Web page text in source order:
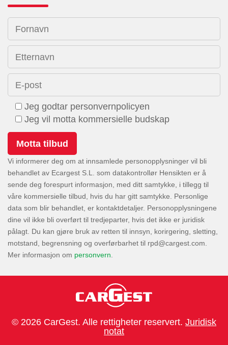
Fornavn
Etternavn
E-post
Jeg godtar personvernpolicyen
Jeg vil motta kommersielle budskap
Vi informerer deg om at innsamlede personopplysninger vil bli
behandlet av Ecargest S.L. som datakontrollør Hensikten er å
sende deg forespurt informasjon, med ditt samtykke, i tillegg til
våre kommersielle tilbud, hvis du har gitt samtykke. Personlige
data som blir behandlet, er kontaktdetaljer. Personopplysningene
dine vil ikke bli overført til tredjeparter, hvis det ikke er juridisk
pålagt. Du kan gjøre bruk av retten til innsyn, korirgering, sletting,
motstand, begrensning og overførbarhet til
Mer informasjon om personvern
© 2026 CarGest. Alle rettigheter reservert. Juridisk
notat